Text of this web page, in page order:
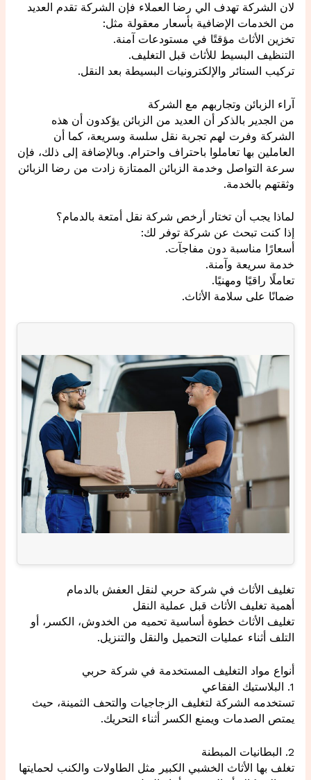
لان الشركة تهدف الي رضا العملاء فإن الشركة تقدم العديد
من الخدمات الإضافية بأسعار معقولة مثل:
تخزين الأثاث مؤقتًا في مستودعات آمنة.
التنظيف البسيط للأثاث قبل التغليف.
تركيب الستائر والإلكترونيات البسيطة بعد النقل.
آراء الزبائن وتجاربهم مع الشركة
من الجدير بالذكر أن العديد من الزبائن يؤكدون أن هذه
الشركة وفرت لهم تجربة نقل سلسة وسريعة، كما أن
العاملين بها تعاملوا باحتراف واحترام. وبالإضافة إلى ذلك، فإن
سرعة التواصل وخدمة الزبائن الممتازة زادت من رضا الزبائن
وثقتهم بالخدمة.
لماذا يجب أن تختار أرخص شركة نقل أمتعة بالدمام؟
إذا كنت تبحث عن شركة توفر لك:
أسعارًا مناسبة دون مفاجآت.
خدمة سريعة وآمنة.
تعاملًا راقيًا ومهنيًا.
ضمانًا على سلامة الأثاث.
تغليف الأثاث في شركة حربي لنقل العفش بالدمام
أهمية تغليف الأثاث قبل عملية النقل
تغليف الأثاث خطوة أساسية تحميه من الخدوش، الكسر، أو
التلف أثناء عمليات التحميل والنقل والتنزيل.
أنواع مواد التغليف المستخدمة في شركة حربي
1. البلاستيك الفقاعي
تستخدمه الشركة لتغليف الزجاجيات والتحف الثمينة، حيث
يمتص الصدمات ويمنع الكسر أثناء التحريك.
2. البطانيات المبطنة
تغلف بها الأثاث الخشبي الكبير مثل الطاولات والكنب لحمايتها